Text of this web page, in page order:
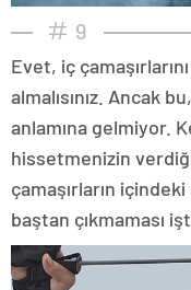
9
Evet, iç
almalısınız. Ancak
anlamına gelmiyor.
hissetmenizin
çamaşırların
baştan çıkmaması